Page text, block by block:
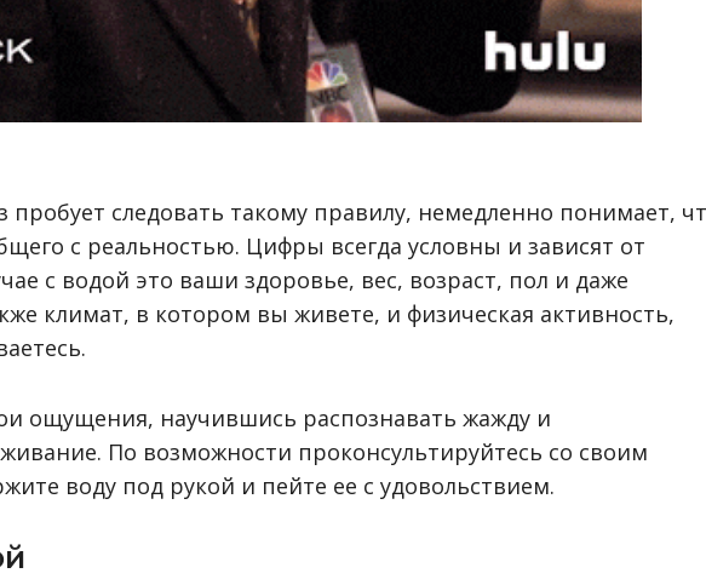
пробует следовать такому правилу, немедленно понимает,
с реальностью. Цифры всегда условны и зависят от
с водой это ваши здоровье, вес, возраст, пол и даже
климат, в котором вы живете, и физическая активность,
ощущения, научившись распознавать жажду и
По возможности проконсультируйтесь со своим
воду под рукой и пейте ее с удовольствием.